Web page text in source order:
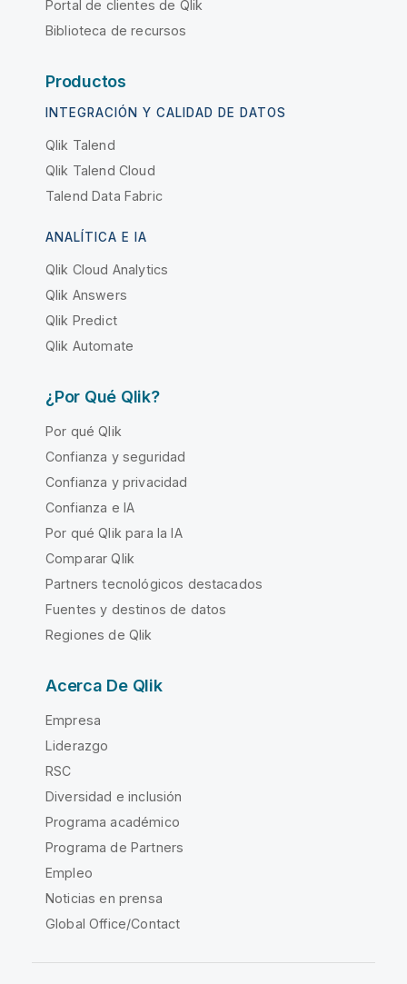
Portal de clientes de Qlik
Biblioteca de recursos
Productos
INTEGRACIÓN Y CALIDAD DE DATOS
Qlik Talend
Qlik Talend Cloud
Talend Data Fabric
ANALÍTICA E IA
Qlik Cloud Analytics
Qlik Answers
Qlik Predict
Qlik Automate
¿Por Qué Qlik?
Por qué Qlik
Confianza y seguridad
Confianza y privacidad
Confianza e IA
Por qué Qlik para la IA
Comparar Qlik
Partners tecnológicos destacados
Fuentes y destinos de datos
Regiones de Qlik
Acerca De Qlik
Empresa
Liderazgo
RSC
Diversidad e inclusión
Programa académico
Programa de Partners
Empleo
Noticias en prensa
Global Office/Contact